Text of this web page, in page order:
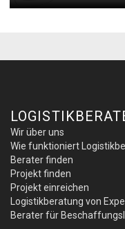
Wir über uns
Wie funktioniert
Berater finden
Projekt finden
Projekt einreichen
Logistikberatung von
Berater für